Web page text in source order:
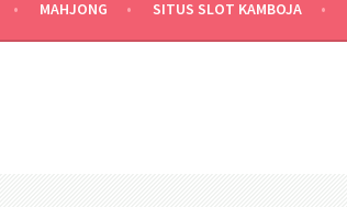
MAHJONG SITUS SLOT KAMBOJA